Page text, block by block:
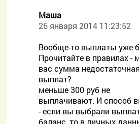
Маша
26 января 2014 11:23:52
Вообще-то выплаты уже
Прочитайте в правилах -
вас сумма
выплат?
меньше 300 руб не
выплачивают. И способ
- если вы выбрали
баланс, то в личных